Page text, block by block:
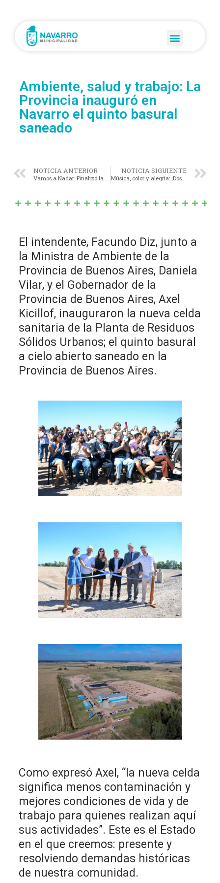
Ambiente, salud y trabajo: La
Provincia inauguró en
Navarro el quinto basural
saneado
NOTICIA ANTERIOR
Vamos a Nadar: Finalizó la Colonia de Verano para Adultos Mayores
NOTICIA SIGUIENTE
Música, color y alegría: ¡Dos noches a puro Carnaval en Navarro!
El intendente, Facundo Diz, junto a
la Ministra de Ambiente de la
Provincia de Buenos Aires, Daniela
Vilar, y el Gobernador de la
Provincia de Buenos Aires, Axel
Kicillof, inauguraron la nueva celda
sanitaria de la Planta de Residuos
Sólidos Urbanos; el quinto basural
a cielo abierto saneado en la
Provincia de Buenos Aires.
Como expresó Axel, “la nueva celda
significa menos contaminación y
mejores condiciones de vida y de
trabajo para quienes realizan aquí
sus actividades”. Este es el Estado
en el que creemos: presente y
resolviendo demandas históricas
de nuestra comunidad.